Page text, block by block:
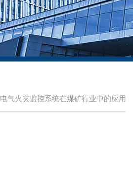
电气火灾监控系统在煤矿行业中的应用